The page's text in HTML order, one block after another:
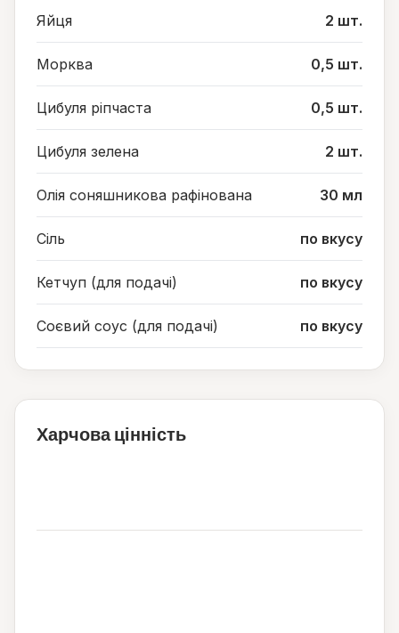
Яйця 2 шт.
Морква 0,5 шт.
Цибуля ріпчаста 0,5 шт.
Цибуля зелена 2 шт.
Олія соняшникова рафінована 30 мл
Сіль по вкусу
Кетчуп (для подачі) по вкусу
Соєвий соус (для подачі) по вкусу
Харчова цінність